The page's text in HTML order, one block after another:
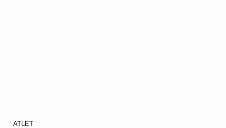
ATLET